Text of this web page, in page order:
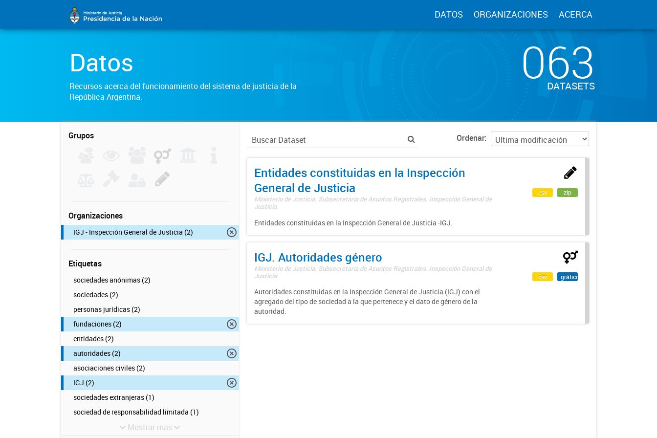
DATOS ORGANIZACIONES ACERCA
Datos
Recursos acerca del funcionamiento del sistema de justicia de la
República Argentina.
063
DATASETS
Grupos
Organizaciones
IGJ - Inspección General de Justicia (2)
Etiquetas
sociedades anónimas (2)
sociedades (2)
personas jurídicas (2)
fundaciones (2)
entidades (2)
autoridades (2)
asociaciones civiles (2)
IGJ (2)
sociedades extranjeras (1)
sociedad de responsabilidad limitada (1)
Mostrar mas
Ordenar
Entidades constituidas en la Inspección
General de Justicia
Ministerio de Justicia. Subsecretaría de Asuntos Registrales. Inspección General de
Justicia
Entidades constituidas en la Inspección General de Justicia -IGJ.
csv zip
IGJ. Autoridades género
Ministerio de Justicia. Subsecretaría de Asuntos Registrales. Inspección General de
Justicia
Autoridades constituidas en la Inspección General de Justicia (IGJ) con el
agregado del tipo de sociedad a la que pertenece y el dato de género de la
autoridad.
csv gráfico